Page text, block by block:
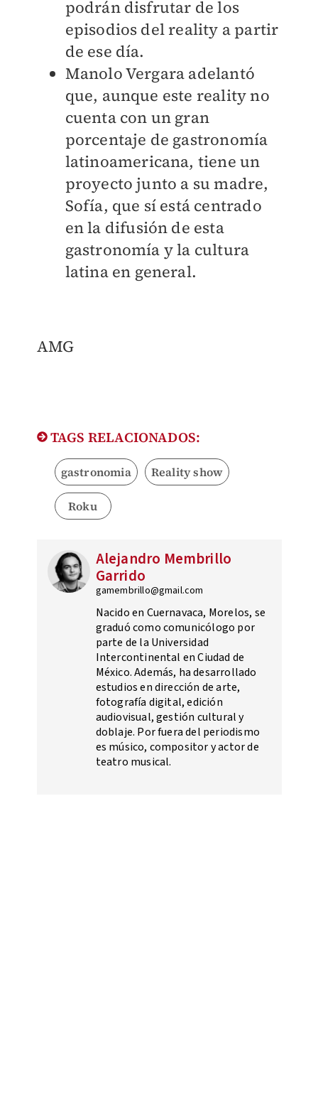
podrán disfrutar de los
episodios del reality a partir
de ese día.
Manolo Vergara adelantó
que, aunque este reality no
cuenta con un gran
porcentaje de gastronomía
latinoamericana, tiene un
proyecto junto a su madre,
Sofía, que sí está centrado
en la difusión de esta
gastronomía y la cultura
latina en general.
AMG
TAGS RELACIONADOS:
gastronomia Reality show
Roku
Alejandro Membrillo
Garrido
gamembrillo@gmail.com
Nacido en Cuernavaca, Morelos, se
graduó como comunicólogo por
parte de la Universidad
Intercontinental en Ciudad de
México. Además, ha desarrollado
estudios en dirección de arte,
fotografía digital, edición
audiovisual, gestión cultural y
doblaje. Por fuera del periodismo
es músico, compositor y actor de
teatro musical.